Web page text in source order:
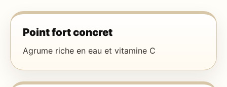
Point fort concret
Agrume riche en eau et vitamine C